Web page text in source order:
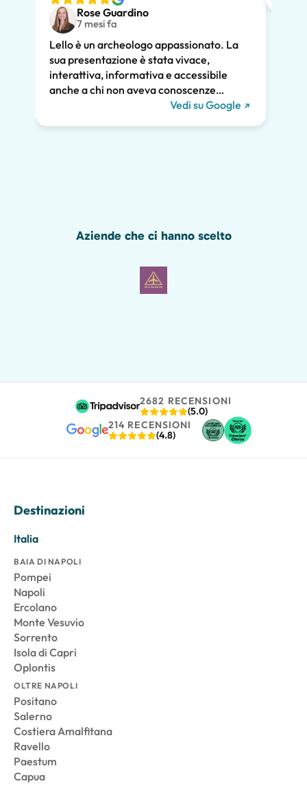
Rose Guardino
7 mesi fa
Lello è un archeologo appassionato. La
sua presentazione è stata vivace,
interattiva, informativa e accessibile
anche a chi non aveva conoscenze
pregresse. Ha trattato la storia di Pompei
Vedi su Google
Aziende che ci hanno scelto
2682 RECENSIONI
(5.0)
214 RECENSIONI
(4.8)
Destinazioni
Italia
BAIA DI NAPOLI
Pompei
Napoli
Ercolano
Monte Vesuvio
Sorrento
Isola di Capri
Oplontis
OLTRE NAPOLI
Positano
Salerno
Costiera Amalfitana
Ravello
Paestum
Capua